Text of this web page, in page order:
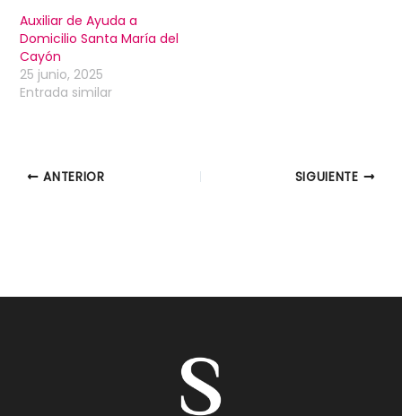
Auxiliar de Ayuda a
Domicilio Santa María del
Cayón
25 junio, 2025
Entrada similar
ANTERIOR SIGUIENTE